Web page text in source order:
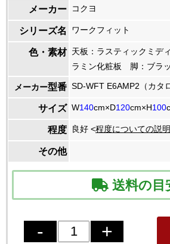
メーカー コクヨ
シリーズ名 ワークフィット
色・素材 天板：ラスティックミデ
ラミン化粧板 脚：ブラ
メーカー型番 SD-WFT E6AMP2（カタ
サイズ W140cm×D120cm×H100
程度 良好 <程度についての説
その他
送料の目